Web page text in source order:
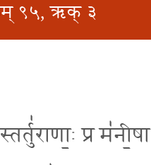
९५, ऋक् ३
प्र